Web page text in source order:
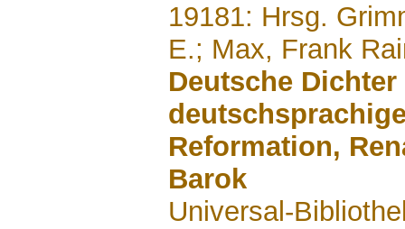
19181: Hrsg.
E.; Max, Frank
Deutsche
Reformation,
Barok
Universal-